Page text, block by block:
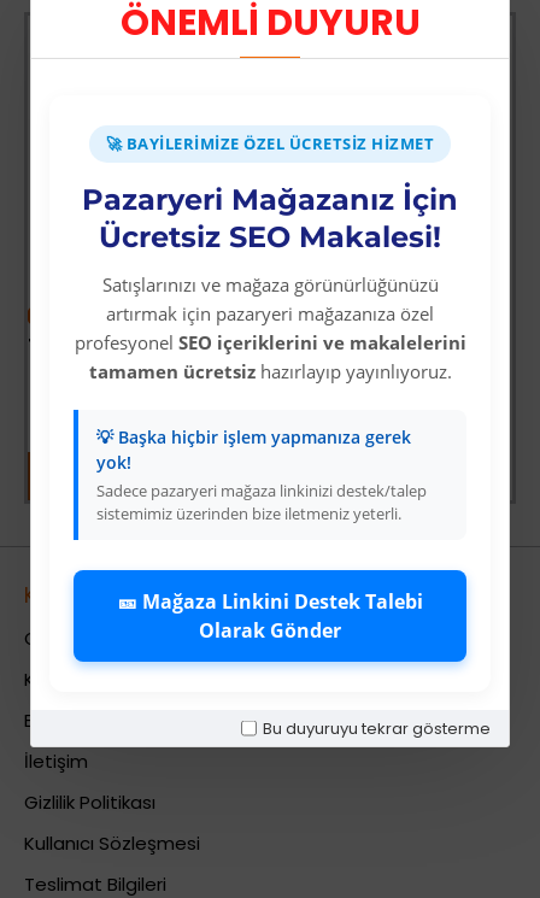
ÖNEMLİ DUYURU
🚀 BAYILERIMIZE ÖZEL ÜCRETSIZ HIZMET
Pazaryeri Mağazanız İçin
Ücretsiz SEO Makalesi!
Satışlarınızı ve mağaza görünürlüğünüzü
artırmak için pazaryeri mağazanıza özel
profesyonel SEO içeriklerini ve makalelerini
tamamen ücretsizhazırlayıp yayınlıyoruz.
💡 Başka hiçbir işlem yapmanıza gerek
yok!
Sadece pazaryeri mağaza linkinizi destek/talep
sistemimiz üzerinden bize iletmeniz yeterli.
🎫 Mağaza Linkini Destek Talebi
Olarak Gönder
Bu duyuruyu tekrar gösterme
Üyelere Özel Fiyat
Üye Olunuz -64 %
Fırtına Yaklaşırken
Üyelere Özel Fiyat
Kurumsal
Colezium Hakkında
Kurumsal Bilgiler
Banka Hesab Bilgileri
İletişim
Gizlilik Politikası
Kullanıcı Sözleşmesi
Teslimat Bilgileri